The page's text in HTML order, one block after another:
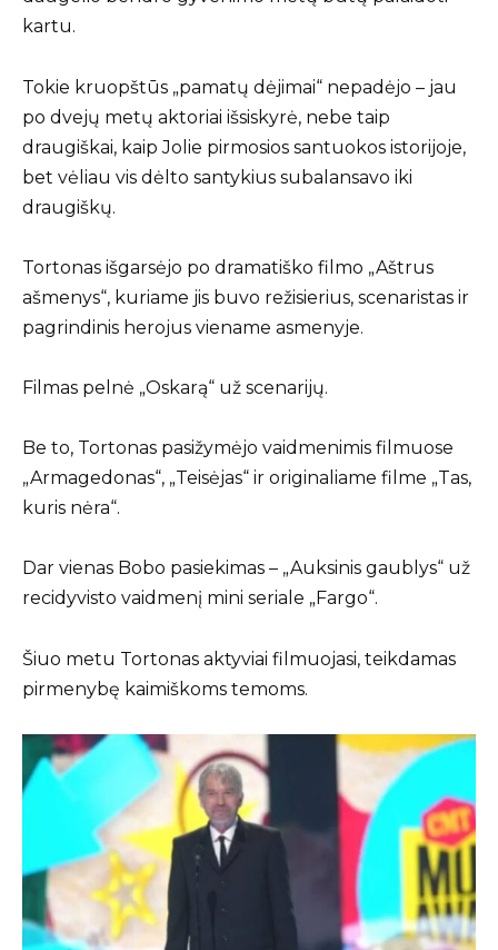
kartu.
Tokie kruopštūs „pamatų dėjimai“ nepadėjo – jau
po dvejų metų aktoriai išsiskyrė, nebe taip
draugiškai, kaip Jolie pirmosios santuokos istorijoje,
bet vėliau vis dėlto santykius subalansavo iki
draugiškų.
Tortonas išgarsėjo po dramatiško filmo „Aštrus
ašmenys“, kuriame jis buvo režisierius, scenaristas ir
pagrindinis herojus viename asmenyje.
Filmas pelnė „Oskarą“ už scenarijų.
Be to, Tortonas pasižymėjo vaidmenimis filmuose
„Armagedonas“, „Teisėjas“ ir originaliame filme „Tas,
kuris nėra“.
Dar vienas Bobo pasiekimas – „Auksinis gaublys“ už
recidyvisto vaidmenį mini seriale „Fargo“.
Šiuo metu Tortonas aktyviai filmuojasi, teikdamas
pirmenybę kaimiškoms temoms.